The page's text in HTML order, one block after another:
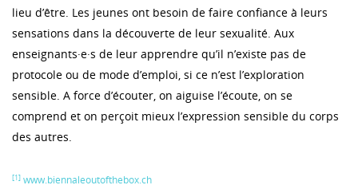
lieu d’être. Les jeunes ont besoin de faire confiance à leurs
sensations dans la découverte de leur sexualité. Aux
enseignants·e·s de leur apprendre qu’il n’existe pas de
protocole ou de mode d’emploi, si ce n’est l’exploration
sensible. A force d’écouter, on aiguise l’écoute, on se
comprend et on perçoit mieux l’expression sensible du corps
des autres.
[1] www.biennaleoutofthebox.ch